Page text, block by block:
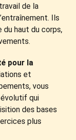
de la
Ils
haut du corps,
pour la
et
vous
qui
des bases
plus